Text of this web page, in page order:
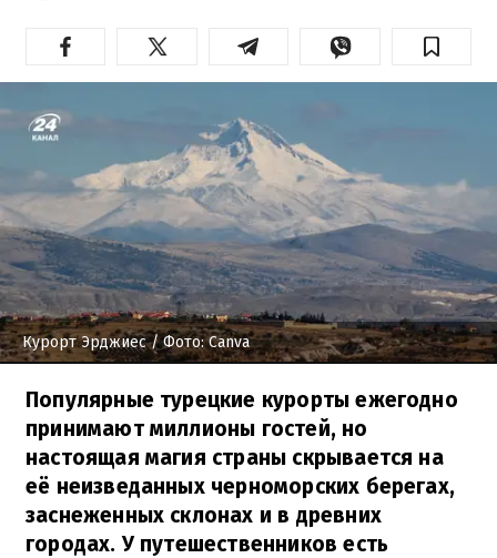
Курорт Эрджиес/ Фото: Canva
Популярные турецкие курорты ежегодно
принимают миллионы гостей, но
настоящая магия страны скрывается на
её неизведанных черноморских берегах,
заснеженных склонах и в древних
городах. У путешественников есть